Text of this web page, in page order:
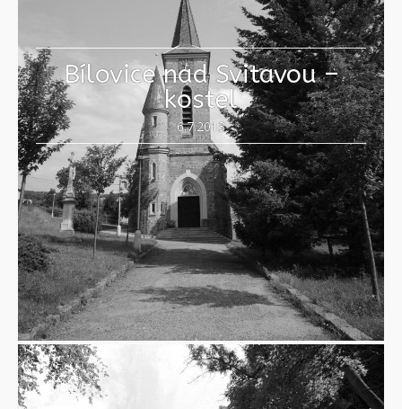
Bílovice nad Svitavou –
kostel
6.7.2013